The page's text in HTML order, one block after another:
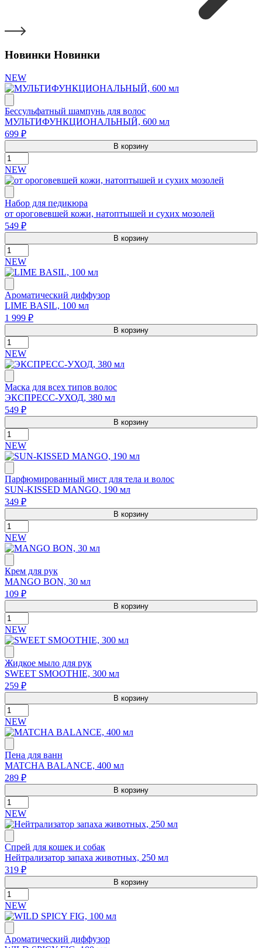
Новинки Новинки
NEW
Бессульфатный шампунь для волос
МУЛЬТИФУНКЦИОНАЛЬНЫЙ, 600 мл
699 ₽
В корзину
NEW
Набор для педикюра
от ороговевшей кожи, натоптышей и сухих мозолей
549 ₽
В корзину
NEW
Ароматический диффузор
LIME BASIL, 100 мл
1 999 ₽
В корзину
NEW
Маска для всех типов волос
ЭКСПРЕСС-УХОД, 380 мл
549 ₽
В корзину
NEW
Парфюмированный мист для тела и волос
SUN-KISSED MANGO, 190 мл
349 ₽
В корзину
NEW
Крем для рук
MANGO BON, 30 мл
109 ₽
В корзину
NEW
Жидкое мыло для рук
SWEET SMOOTHIE, 300 мл
259 ₽
В корзину
NEW
Пена для ванн
MATCHA BALANCE, 400 мл
289 ₽
В корзину
NEW
Спрей для кошек и собак
Нейтрализатор запаха животных, 250 мл
319 ₽
В корзину
NEW
Ароматический диффузор